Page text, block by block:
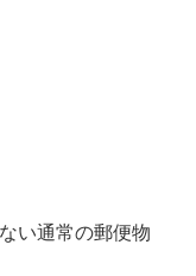
い通常の郵便物